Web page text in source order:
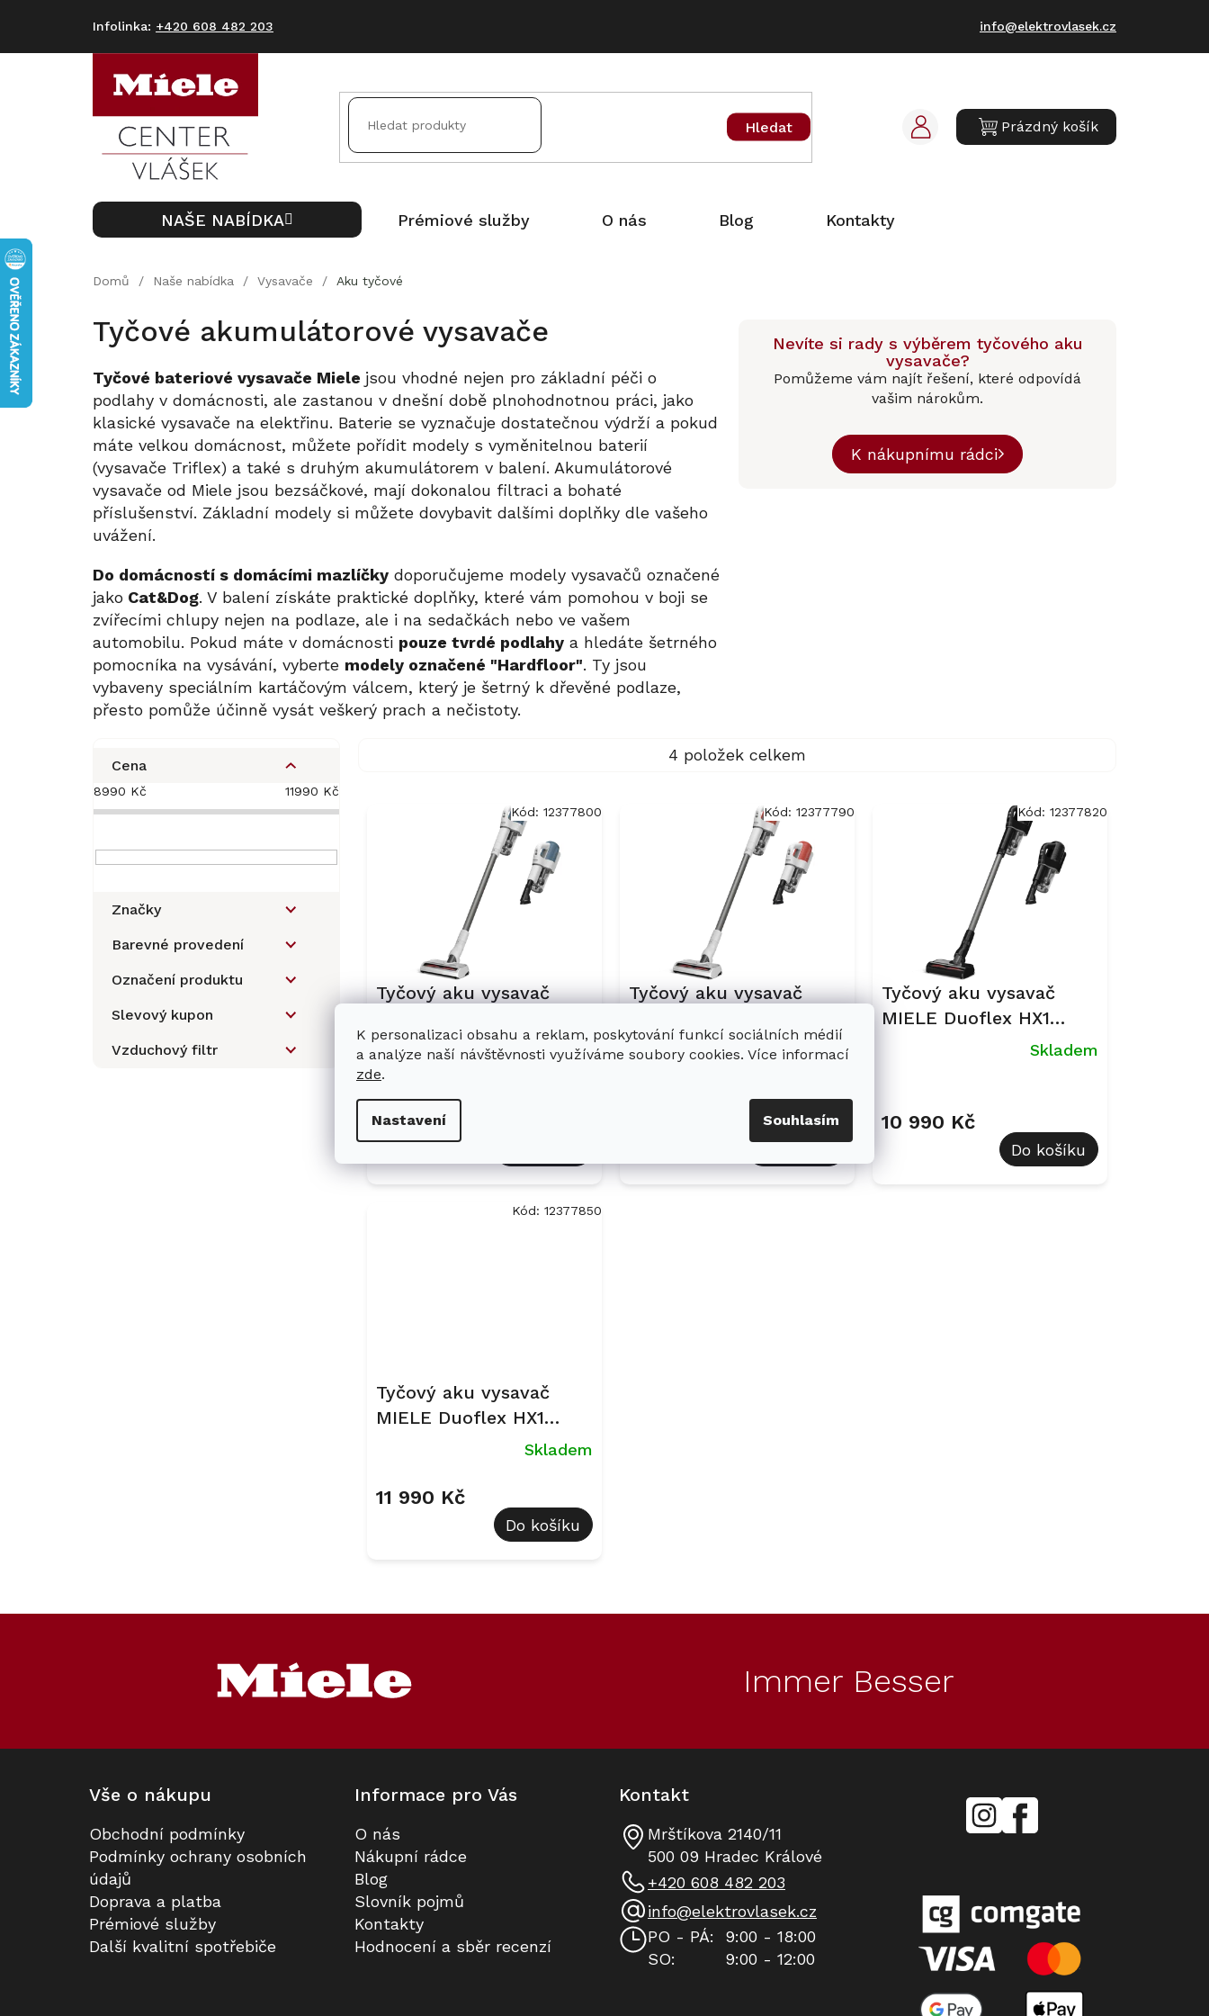
K personalizaci obsahu a reklam, poskytování funkcí sociálních médií
a analýze naší návštěvnosti využíváme soubory cookies. Více informací
zde.
Nastavení Souhlasím
+420 608 482 203 info@elektrovlasek.cz
Hledat
NÁKUPNÍ
Prázdný košík
NAŠE NABÍDKA Prémiové služby O nás Blog Kontakty
Domů / Naše nabídka / Vysavače / Aku tyčové
Tyčové akumulátorové vysavače
Tyčové bateriové vysavače Miele jsou vhodné nejen pro základní péči o
podlahy v domácnosti, ale zastanou v dnešní době plnohodnotnou práci, jako
klasické vysavače na elektřinu. Baterie se vyznačuje dostatečnou výdrží a pokud
máte velkou domácnost, můžete pořídit modely s vyměnitelnou baterií
(vysavače Triflex) a také s druhým akumulátorem v balení. Akumulátorové
vysavače od Miele jsou bezsáčkové, mají dokonalou filtraci a bohaté
příslušenství. Základní modely si můžete dovybavit dalšími doplňky dle vašeho
uvážení.
Do domácností s domácími mazlíčky doporučujeme modely vysavačů označené
jako Cat&Dog. V balení získáte praktické doplňky, které vám pomohou v boji se
zvířecími chlupy nejen na podlaze, ale i na sedačkách nebo ve vašem
automobilu. Pokud máte v domácnosti pouze tvrdé podlahy a hledáte šetrného
pomocníka na vysávání, vyberte modely označené "Hardfloor". Ty jsou
vybaveny speciálním kartáčovým válcem, který je šetrný k dřevěné podlaze,
přesto pomůže účinně vysát veškerý prach a nečistoty.
Nevíte si rady s výběrem tyčového aku
vysavače?
Pomůžeme vám najít řešení, které odpovídá
vašim nárokům.
K nákupnímu rádci
s
t
a
n
Cena
8990 Kč 11990 Kč
Značky
Barevné provedení
Označení produktu
Slevový kupon
Vzduchový filtr
4 položek celkem
k
ů
Tyčový aku vysavač
SQLL0 modrý
Skladem
8 990 Kč
Kód: 12377800
Tyčový aku vysavač
SQLL0 Terra červený
Skladem v Miele
Kód: 12377790
Tyčový aku vysavač
MIELE Duoflex HX1
Cat&Dog - SQLL0 černý
produktu
je
Skladem
10 990 Kč
Do košíku
Kód: 12377820
Tyčový aku vysavač
MIELE Duoflex HX1
Total Care - SQLL0Skladem
11 990 Kč
Do košíku
Kód: 12377850
v
r
ý
p
i
s
Immer Besser
Vše o nákupu
Obchodní podmínky
Podmínky ochrany osobních
údajů
Doprava a platba
Prémiové služby
Další kvalitní spotřebiče
Informace pro Vás
O nás
Nákupní rádce
Blog
Slovník pojmů
Kontakty
Hodnocení a sběr recenzí
Kontakt
Mrštíkova 2140/11
500 09 Hradec Králové
PO - PÁ:
9:00 - 18:00
SO:
9:00 - 12:00
info@elektrovlasek.cz
+420 608 482 203
mielecentervlasek
Miele
Center